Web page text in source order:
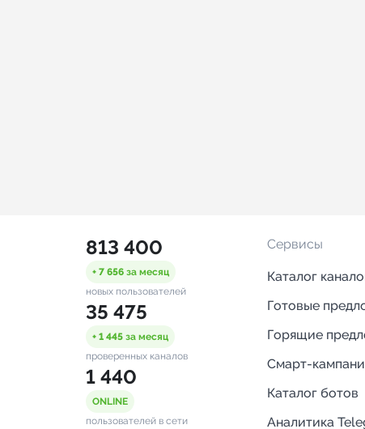
813 400
+ 7 656 за месяц
новых пользователей
35 475
+ 1 445 за месяц
проверенных каналов
1 440
ONLINE
пользователей в сети
Сервисы
Каталог
Готовые
Горящие
Смарт-
Каталог ботов
Аналитика